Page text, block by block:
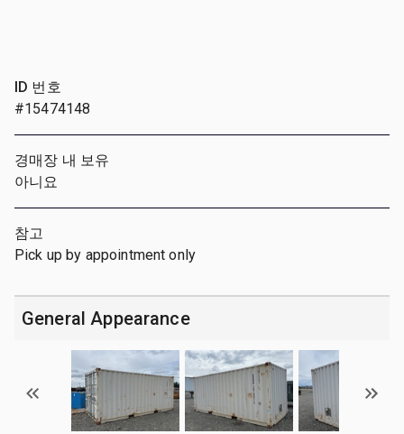
ID 번호
#15474148
경매장 내 보유
아니요
참고
Pick up by appointment only
General Appearance